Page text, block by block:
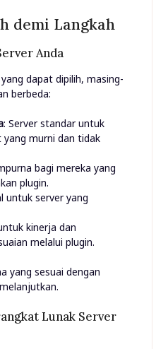
demi Langkah
Anda
dapat dipilih, masing-
berbeda:
: Server standar untuk
murni dan tidak
bagi mereka yang
plugin.
untuk server yang
kinerja dan
melalui plugin.
yang sesuai dengan
Lunak Server